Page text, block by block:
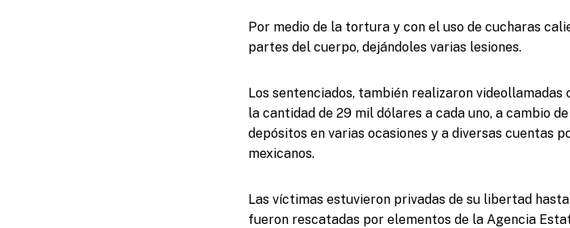
Por medio de la tortura y con el uso de cucharas
partes del cuerpo, dejándoles varias lesiones.
Los sentenciados, también realizaron
la cantidad de 29 mil dólares a cada uno, a cambio
depósitos en varias ocasiones y a diversas cuentas
mexicanos.
Las víctimas estuvieron privadas de su libertad
fueron rescatadas por elementos de la Agencia